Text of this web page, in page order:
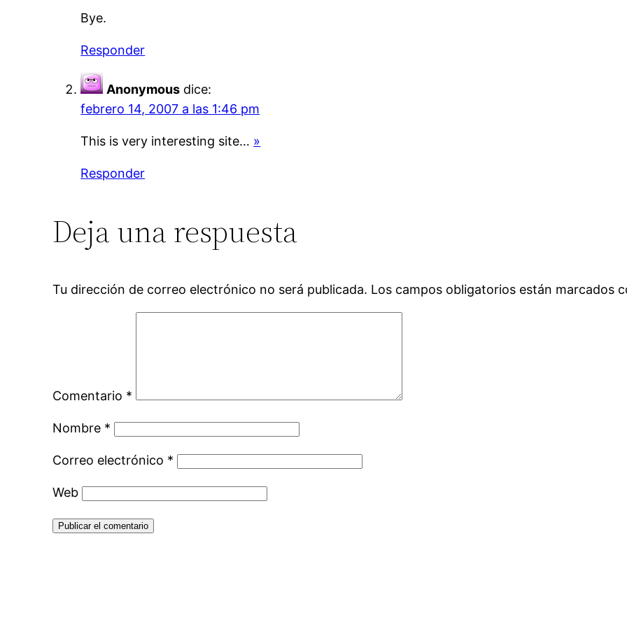
Bye.
Responder
Anonymous dice:
febrero 14, 2007 a las 1:46 pm
This is very interesting site… »
Responder
Deja una respuesta
Tu dirección de correo electrónico no será publicada. Los campos obligatorios están marcados
Comentario *
Nombre *
Correo electrónico *
Web